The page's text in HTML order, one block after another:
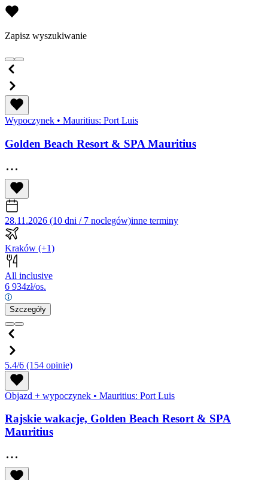
Zapisz wyszukiwanie
Wypoczynek • Mauritius: Port Luis
Golden Beach Resort & SPA Mauritius
28.11.2026 (10 dni / 7 noclegów)inne terminy
Kraków (+1)
All inclusive
6 934zł/os.
Szczegóły
5.4/6 (154 opinie)
Objazd + wypoczynek • Mauritius: Port Luis
Rajskie wakacje, Golden Beach Resort & SPA
Mauritius